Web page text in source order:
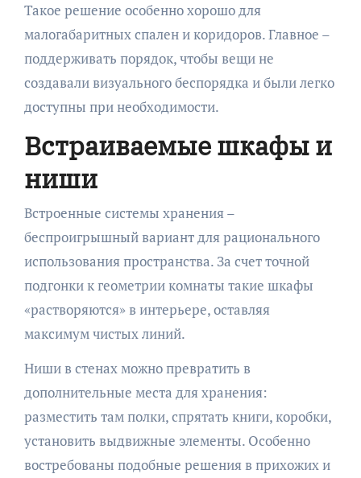
Такое решение особенно хорошо для
малогабаритных спален и коридоров. Главное –
поддерживать порядок, чтобы вещи не
создавали визуального беспорядка и были легко
доступны при необходимости.
Встраиваемые шкафы и
ниши
Встроенные системы хранения –
беспроигрышный вариант для рационального
использования пространства. За счет точной
подгонки к геометрии комнаты такие шкафы
«растворяются» в интерьере, оставляя
максимум чистых линий.
Ниши в стенах можно превратить в
дополнительные места для хранения:
разместить там полки, спрятать книги, коробки,
установить выдвижные элементы. Особенно
востребованы подобные решения в прихожих и